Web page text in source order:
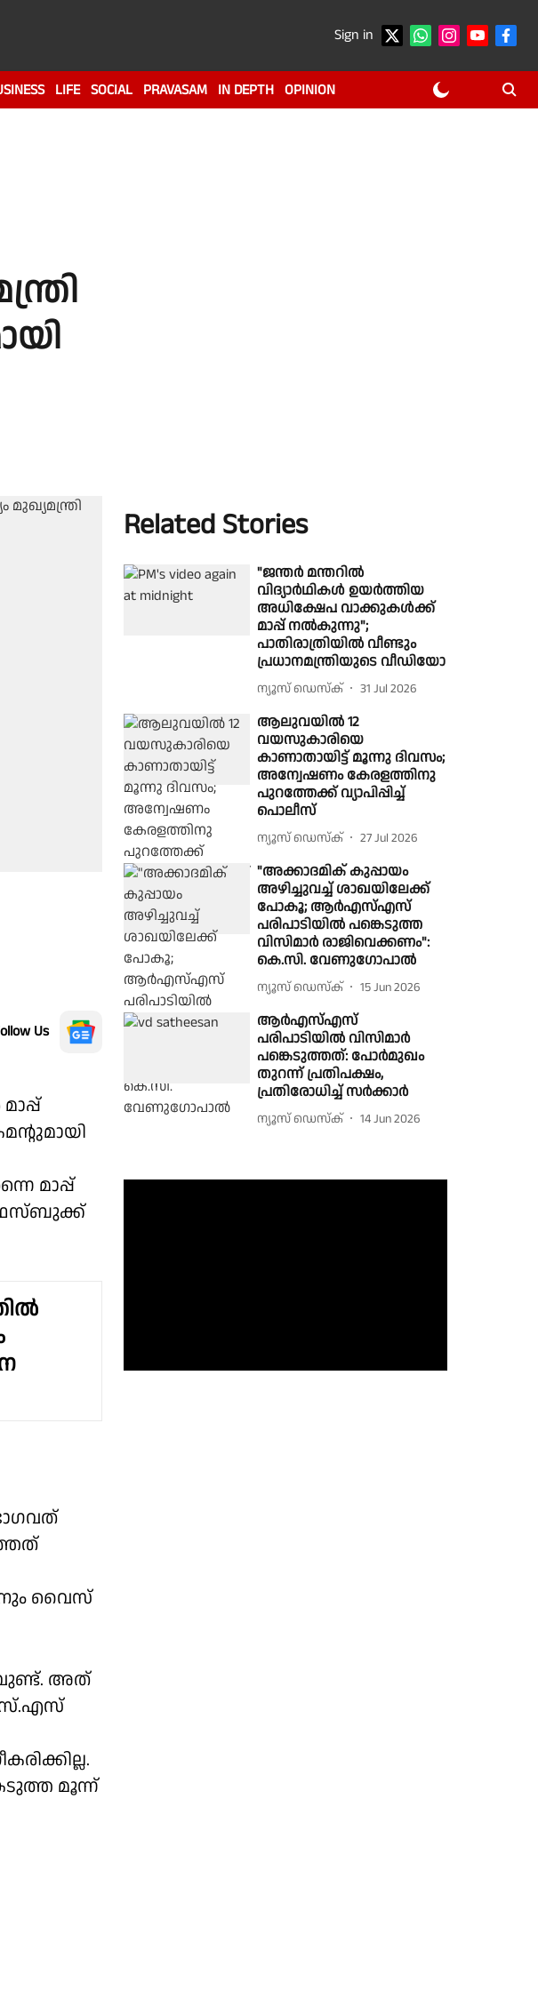
Sign in
LIFE SOCIAL PRAVASAM IN DEPTH OPINION
Us
മാപ്പ്
വൈസ്
അത്
മൂന്ന്
Related Stories
"ജന്തർ മന്തറിൽ
വിദ്യാർഥികൾ ഉയർത്തിയ
അധിക്ഷേപ വാക്കുകൾക്ക്
മാപ്പ് നൽകുന്നു";
പാതിരാത്രിയിൽ വീണ്ടും
പ്രധാനമന്ത്രിയുടെ വീഡിയോ
ന്യൂസ് ഡെസ്ക് 31 Jul 2026
ആലുവയിൽ 12
വയസുകാരിയെ
കാണാതായിട്ട് മൂന്നു ദിവസം;
അന്വേഷണം കേരളത്തിനു
പുറത്തേക്ക് വ്യാപിപ്പിച്ച്
പൊലീസ്
ന്യൂസ് ഡെസ്ക് 27 Jul 2026
"അക്കാദമിക് കുപ്പായം
അഴിച്ചുവച്ച് ശാഖയിലേക്ക്
പോകൂ; ആർഎസ്എസ്
പരിപാടിയിൽ പങ്കെടുത്ത
വിസിമാർ രാജിവെക്കണം":
കെ.സി. വേണുഗോപാൽ
ന്യൂസ് ഡെസ്ക് 15 Jun 2026
ആർഎസ്എസ്
പരിപാടിയിൽ വിസിമാർ
പങ്കെടുത്തത്: പോർമുഖം
തുറന്ന് പ്രതിപക്ഷം,
പ്രതിരോധിച്ച് സർക്കാർ
ന്യൂസ് ഡെസ്ക് 14 Jun 2026